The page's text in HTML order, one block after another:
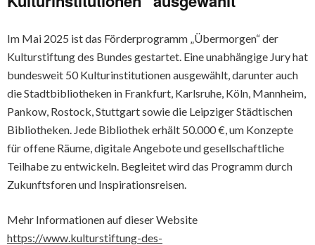
Im Mai 2025 ist das Förderprogramm „Übermorgen“ der
Kulturstiftung des Bundes gestartet. Eine unabhängige Jury hat
bundesweit 50 Kulturinstitutionen ausgewählt, darunter auch
die Stadtbibliotheken in Frankfurt, Karlsruhe, Köln, Mannheim,
Pankow, Rostock, Stuttgart sowie die Leipziger Städtischen
Bibliotheken. Jede Bibliothek erhält 50.000 €, um Konzepte
für offene Räume, digitale Angebote und gesellschaftliche
Teilhabe zu entwickeln. Begleitet wird das Programm durch
Zukunftsforen und Inspirationsreisen.
Mehr Informationen auf dieser Website
https://www.kulturstiftung-des-